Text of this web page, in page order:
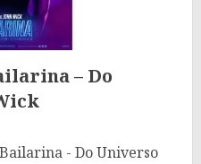
– Do
- Do Universo